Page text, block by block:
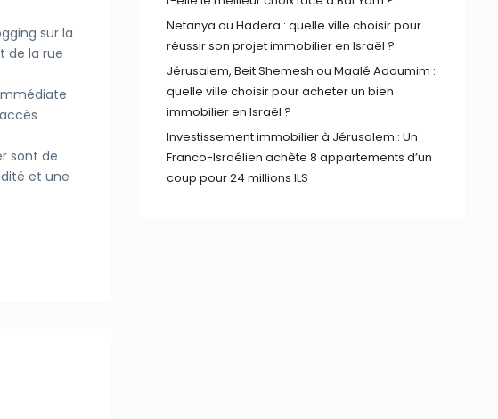
sur la
de la rue
sont de
et une
Netanya ou Hadera : quelle ville choisir pour
réussir son projet immobilier en Israël ?
Jérusalem, Beit Shemesh ou Maalé Adoumim :
quelle ville choisir pour acheter un bien
immobilier en Israël ?
Investissement immobilier à Jérusalem : Un
Franco-Israélien achète 8 appartements d’un
coup pour 24 millions ILS